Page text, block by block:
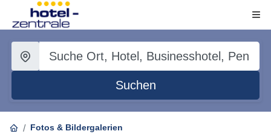
Suchen
Fotos & Bildergalerien